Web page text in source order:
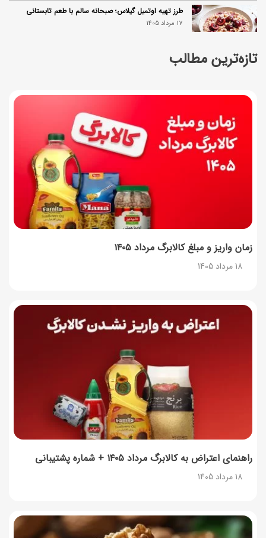
تازه‌ترین مطالب
زمان واریز و مبلغ کالابرگ مرداد ۱۴۰۵
18 مرداد 1405
راهنمای اعتراض به کالابرگ مرداد ۱۴۰۵ + شماره پشتیبانی
18 مرداد 1405
طرز تهیه اوتمیل گیلاس؛ صبحانه سالم با طعم تابستانی
17 مرداد 1405
طرز تهیه محلبی انجیر؛ دسر خوشمزه با طعم انجیر تازه
طرز تهیه سوفله لیمو؛ دسر فرانسوی پف‌دار و خوش‌عطر
فرانسوی
17 مرداد 1405
چرا موجودی کالابرگ کم شده؟ (راهنمای پیگیری + رفع
ساخت فیلم سینمایی «Game of Thrones» رسماً تأیید شد
17 مرداد 1405
لیست شهرهای فعال اُکالا
17 مرداد 1405
روش‌های استعلام کالابرگ (فعال بودن و موجودی)
17 مرداد 1405